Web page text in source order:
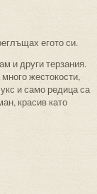
егото си.
и други терзания.
жестокости,
и само редица са
красив като